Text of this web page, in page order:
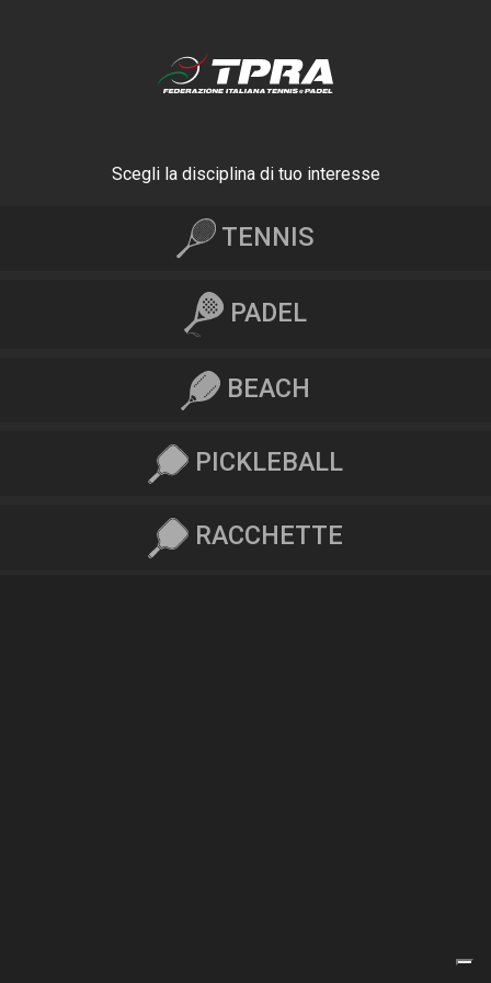
Scegli la disciplina di tuo interesse
TENNIS
PADEL
BEACH
PICKLEBALL
RACCHETTE